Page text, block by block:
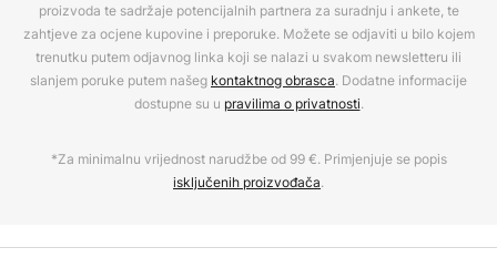
proizvoda te sadržaje potencijalnih partnera za suradnju i ankete, te
zahtjeve za ocjene kupovine i preporuke. Možete se odjaviti u bilo kojem
trenutku putem odjavnog linka koji se nalazi u svakom newsletteru ili
slanjem poruke putem našeg kontaktnog obrasca. Dodatne informacije
dostupne su u pravilima o privatnosti.
*Za minimalnu vrijednost narudžbe od 99 €. Primjenjuje se popis
isključenih proizvođača.